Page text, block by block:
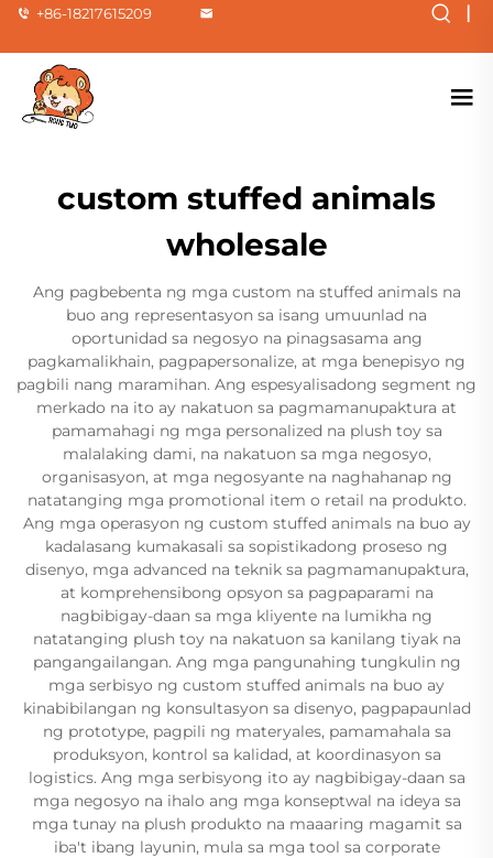
+86-18217615209 |
custom stuffed animals
wholesale
Ang pagbebenta ng mga custom na stuffed animals na
buo ang representasyon sa isang umuunlad na
oportunidad sa negosyo na pinagsasama ang
pagkamalikhain, pagpapersonalize, at mga benepisyo ng
pagbili nang maramihan. Ang espesyalisadong segment ng
merkado na ito ay nakatuon sa pagmamanupaktura at
pamamahagi ng mga personalized na plush toy sa
malalaking dami, na nakatuon sa mga negosyo,
organisasyon, at mga negosyante na naghahanap ng
natatanging mga promotional item o retail na produkto.
Ang mga operasyon ng custom stuffed animals na buo ay
kadalasang kumakasali sa sopistikadong proseso ng
disenyo, mga advanced na teknik sa pagmamanupaktura,
at komprehensibong opsyon sa pagpaparami na
nagbibigay-daan sa mga kliyente na lumikha ng
natatanging plush toy na nakatuon sa kanilang tiyak na
pangangailangan. Ang mga pangunahing tungkulin ng
mga serbisyo ng custom stuffed animals na buo ay
kinabibilangan ng konsultasyon sa disenyo, pagpapaunlad
ng prototype, pagpili ng materyales, pamamahala sa
produksyon, kontrol sa kalidad, at koordinasyon sa
logistics. Ang mga serbisyong ito ay nagbibigay-daan sa
mga negosyo na ihalo ang mga konseptwal na ideya sa
mga tunay na plush produkto na maaaring magamit sa
iba't ibang layunin, mula sa mga tool sa corporate